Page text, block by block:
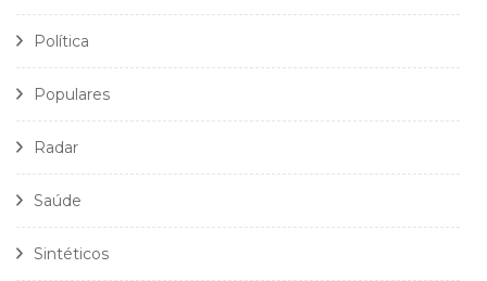
Política
Populares
Radar
Saúde
Sintéticos